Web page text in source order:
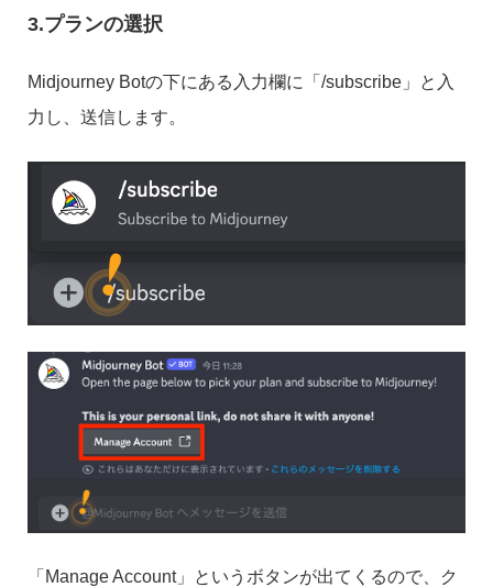
3.プランの選択
Midjourney Botの下にある入力欄に「/subscribe」と入
力し、送信します。
「Manage Account」というボタンが出てくるので、ク